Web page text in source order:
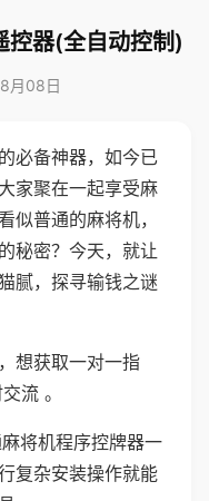
控器(全自动控制)
月08日
必备神器，如今已
家聚在一起享受麻
似普通的麻将机，
秘密？今天，就让
腻，探寻输钱之谜
想获取一对一指
流 。
将机程序控牌器一
复杂安装操作就能